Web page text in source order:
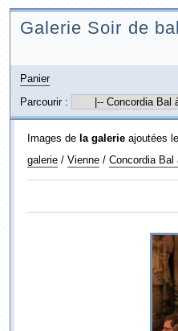
Galerie Soir de bal
Panier
Parcourir :
Images de la galerieajoutées le
galerie/ Vienne/ Concordia Bal